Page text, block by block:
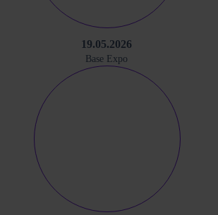
19.05.2026
Base Expo